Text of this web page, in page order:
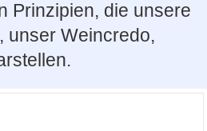
Prinzipien, die unsere
unser Weincredo,